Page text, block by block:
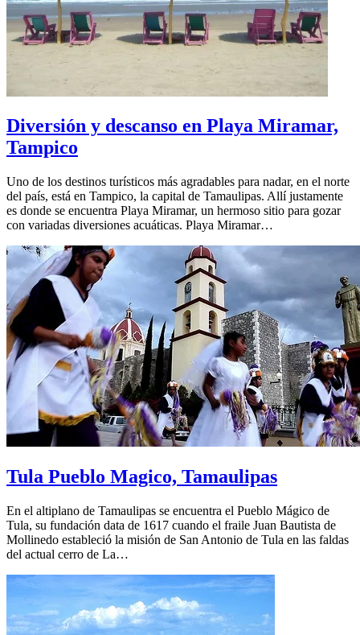
Diversión y descanso en Playa Miramar,
Tampico
Uno de los destinos turísticos más agradables para nadar, en el norte
del país, está en Tampico, la capital de Tamaulipas. Allí justamente
es donde se encuentra Playa Miramar, un hermoso sitio para gozar
con variadas diversiones acuáticas. Playa Miramar…
Tula Pueblo Magico, Tamaulipas
En el altiplano de Tamaulipas se encuentra el Pueblo Mágico de
Tula, su fundación data de 1617 cuando el fraile Juan Bautista de
Mollinedo estableció la misión de San Antonio de Tula en las faldas
del actual cerro de La…